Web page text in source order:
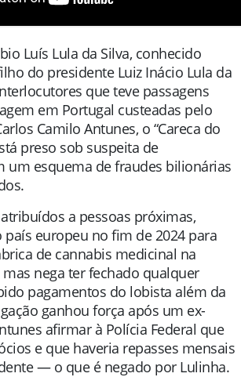
Luís Lula da Silva, conhecido
do presidente Luiz Inácio Lula da
que teve passagens
em Portugal custeadas pelo
Camilo Antunes, o “Careca do
preso sob suspeita de
um esquema de fraudes bilionárias
a pessoas próximas,
país europeu no fim de 2024 para
de cannabis medicinal na
mas nega ter fechado qualquer
pagamentos do lobista além da
ganhou força após um ex-
afirmar à Polícia Federal que
e que haveria repasses mensais
— o que é negado por Lulinha.